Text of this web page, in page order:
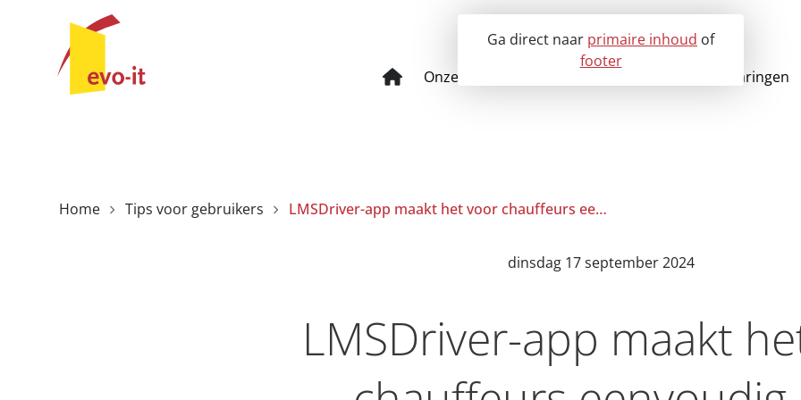
Ga direct naar primaire inhoud of
footer
Onze oplossingen Klantervaringen
Home Tips voor gebruikers LMSDriver-app maakt het voor chauffeurs eenvoudig en efficient
dinsdag 17 september 2024
LMSDriver-app maakt